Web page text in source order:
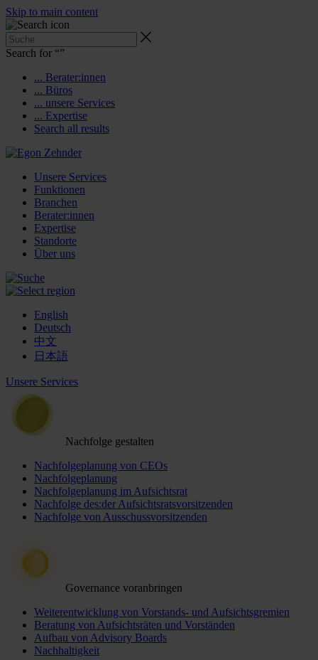
Skip to main content
Search for “”
... Berater:innen
... Büros
... unsere Services
... Expertise
Search all results
Unsere Services
Funktionen
Branchen
Berater:innen
Expertise
Standorte
Über uns
English
Deutsch
中文
日本語
Unsere Services
Nachfolge gestalten
Nachfolgeplanung von CEOs
Nachfolgeplanung
Nachfolgeplanung im Aufsichtsrat
Nachfolge des:der Aufsichtsratsvorsitzenden
Nachfolge von Ausschussvorsitzenden
Governance voranbringen
Weiterentwicklung von Vorstands- und Aufsichtsgremien
Beratung von Aufsichtsräten und Vorständen
Aufbau von Advisory Boards
Nachhaltigkeit